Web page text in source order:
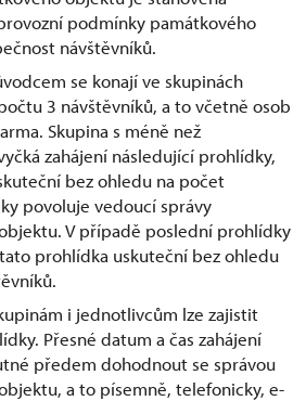
podmínky památkového
návštěvníků.
se konají ve skupinách
3 návštěvníků, a to včetně osob
Skupina s méně než
zahájení následující prohlídky,
bez ohledu na počet
povoluje vedoucí správy
V případě poslední prohlídky
prohlídka uskuteční bez ohledu
i jednotlivcům lze zajistit
Přesné datum a čas zahájení
předem dohodnout se správou
a to písemně, telefonicky, e-